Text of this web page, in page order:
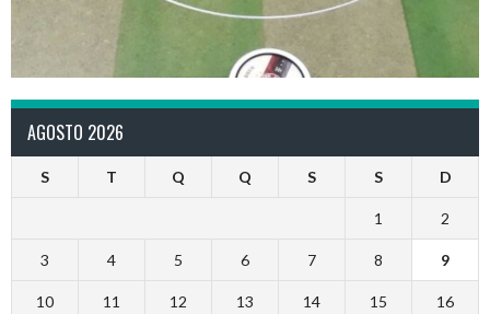
AGOSTO 2026
S T Q Q S S D
1 2
3 4 5 6 7 8 9
10 11 12 13 14 15 16